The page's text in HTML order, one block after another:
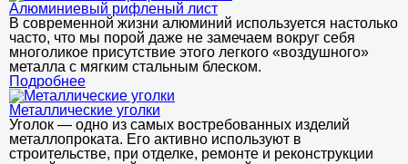
Алюминиевый рифленый лист
В современной жизни алюминий используется настолько
часто, что мы порой даже не замечаем вокруг себя
многоликое присутствие этого легкого «воздушного»
металла с мягким стальным блеском.
Подробнее
Металлические уголки
Уголок — одно из самых востребованных изделий
металлопроката. Его активно используют в
строительстве, при отделке, ремонте и реконструкции